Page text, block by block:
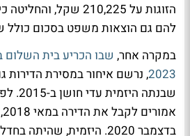
הזוגות על 210,225
להם גם הוצאות משפט בסכום כולל של 16 אלף
במקרה אחר, שבו הכריע בית השלום
2023
שבנתה
בדצמבר 2020. היזמית,